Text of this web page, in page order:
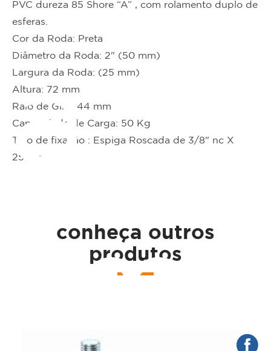
PVC dureza 85 Shore “A” , com rolamento duplo de
esferas.
Cor da Roda: Preta
Diâmetro da Roda: 2" (50 mm)
Largura da Roda: (25 mm)
Altura: 72 mm
Raio de Giro: 44 mm
Capacidade de Carga: 50 Kg
Tipo de fixação : Espiga Roscada de 3/8" nc X
25mm
conheça outros
produtos